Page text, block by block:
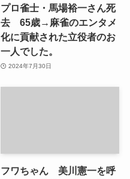
プロ雀士・馬場裕一さん死
去 65歳→麻雀のエンタメ
化に貢献された立役者のお
一人でした。
2024年7月30日
フワちゃん 美川憲一を呼